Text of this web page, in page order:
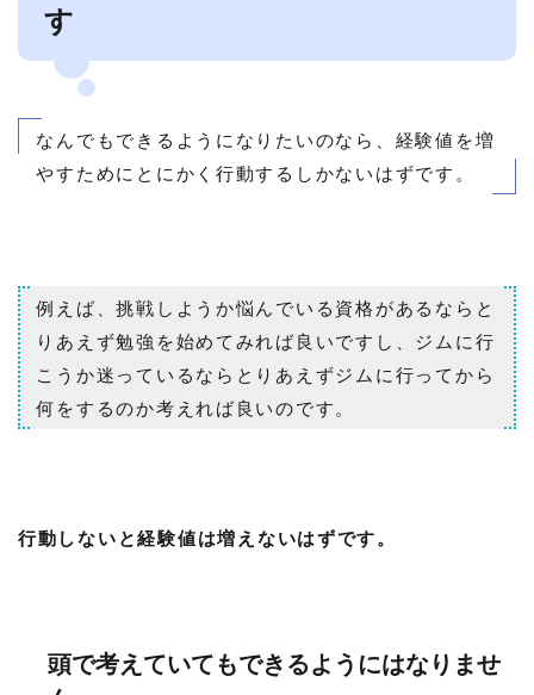
す
なんでもできるようになりたいのなら、経験値を増
やすためにとにかく行動するしかないはずです。
例えば、挑戦しようか悩んでいる資格があるならと
りあえず勉強を始めてみれば良いですし、ジムに行
こうか迷っているならとりあえずジムに行ってから
何をするのか考えれば良いのです。
行動しないと経験値は増えないはずです。
頭で考えていてもできるようにはなりませ